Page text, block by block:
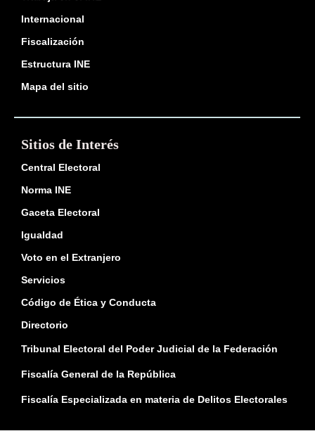
Internacional
Fiscalización
Estructura INE
Mapa del sitio
Sitios de Interés
Central Electoral
Norma INE
Gaceta Electoral
Igualdad
Voto en el Extranjero
Servicios
Código de Ética y Conducta
Directorio
Tribunal Electoral del Poder Judicial de la Federación
Fiscalía General de la República
Fiscalía Especializada en materia de Delitos Electorales